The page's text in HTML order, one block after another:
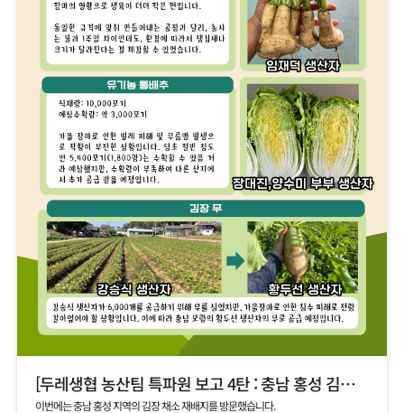
[두레생협 농산팀 특파원 보고 4탄 : 충남 홍성 김장 채소 필지 점검 현황 공유]
이번에는 충남 홍성 지역의 김장 채소 재배지를 방문했습니다.